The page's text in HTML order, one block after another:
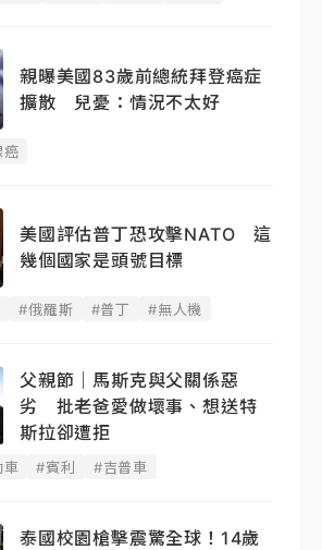
親曝美國83歲前總統拜登癌症
擴散 兒憂：情況不太好
癌
美國評估普丁恐攻擊NATO 這
幾個國家是頭號目標
#俄羅斯 #普丁 #無人機
父親節｜馬斯克與父關係惡
劣 批老爸愛做壞事、想送特
斯拉卻遭拒
車 #賓利 #吉普車
泰國校園槍擊震驚全球！14歲